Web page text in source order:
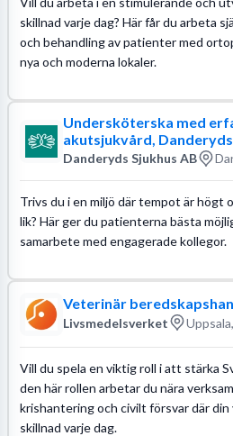
skillnad varje dag? Här får du arbeta
och behandling av patienter med
nya och moderna lokaler.
Undersköterska med
akutsjukvård,
Danderyds Sjukhus AB
Trivs du i en miljö där tempot är högt
lik? Här ger du patienterna bästa
samarbete med engagerade kollegor.
Veterinär
Livsmedelsverket
Vill du spela en viktig roll i att stärka
den här rollen arbetar du nära
krishantering och civilt försvar där
skillnad varje dag.